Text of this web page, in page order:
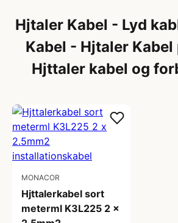
Hjtaler Kabel - Lyd
Kabel - Hjtaler
Hjttaler kabel og
MONACOR
Hjttalerkabel sort
meterml K3L225 2 x